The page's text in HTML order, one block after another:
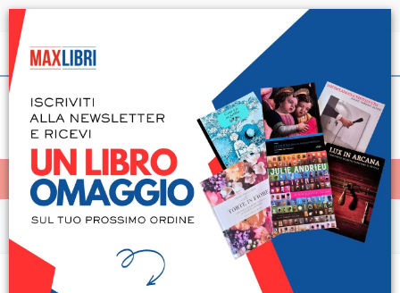
Spedizione in 24h per tutti i libri disponibili
Italiano
< Home
MENÙ